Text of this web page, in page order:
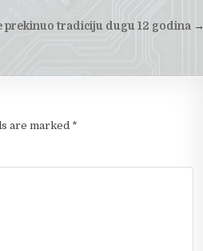
prekinuo tradiciju dugu 12 godina→
are marked *